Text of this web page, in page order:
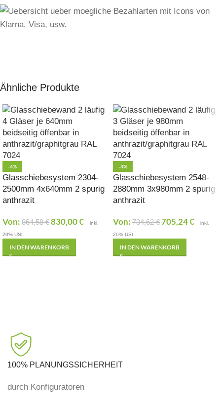
Ähnliche Produkte
-4%
Glasschiebesystem 2304-
2500mm 4x640mm 2 spurig
anthrazit
Von: 864,58€830,00€ inkl.
20% USt
IN DEN WARENKORB
-4%
Glasschiebesystem 2548-
2880mm 3x980mm 2 spurig
anthrazit
Von: 734,62€705,24€ inkl.
20% USt
IN DEN WARENKORB
100% PLANUNGSSICHERHEIT
durch Konfiguratoren